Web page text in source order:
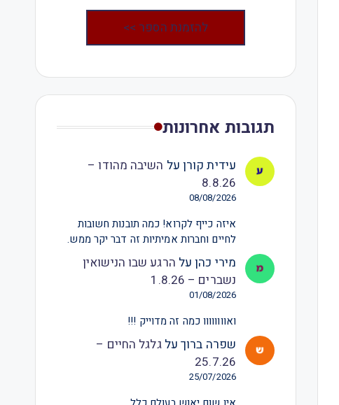
להזמנת הספר >>
תגובות אחרונות
עידית קורן על השיבה מהודו –
8.8.26
08/08/2026
איזה כייף לקרוא! כמה תובנות חשובות
לחיים וחברות אמיתיות זה דבר יקר ממש.
מירי כהןעל הרגע שבו הנישואין
נשברים – 1.8.26
01/08/2026
ואוווווווו כמה זה מדוייק !!!
שפרה ברוךעלגלגל החיים –
25.7.26
25/07/2026